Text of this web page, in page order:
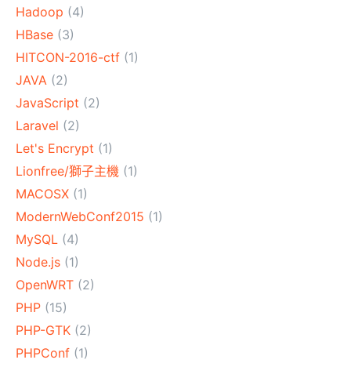
Hadoop (4)
HBase (3)
HITCON-2016-ctf (1)
JAVA (2)
JavaScript (2)
Laravel (2)
Let's Encrypt (1)
Lionfree/獅子主機 (1)
MACOSX (1)
ModernWebConf2015 (1)
MySQL (4)
Node.js (1)
OpenWRT (2)
PHP (15)
PHP-GTK (2)
PHPConf (1)